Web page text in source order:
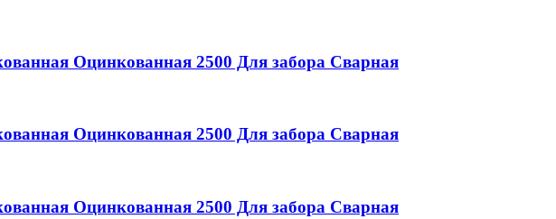
Оцинкованная 2500 Для забора Сварная
Оцинкованная 2500 Для забора Сварная
Оцинкованная 2500 Для забора Сварная